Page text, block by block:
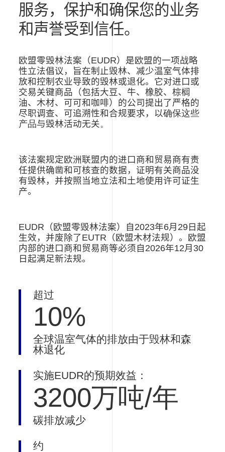
服务，保护和确保您的业务
和声誉受到信任。
欧盟零毁林法案（EUDR）是欧盟的一项战略
性立法倡议，旨在制止毁林、减少温室气体排
放和控制农业导致的毁林或退化。它对进口或
交易关键商品（包括大豆、牛、橡胶、棕榈
油、木材、可可和咖啡）的公司提出了严格的
尽职调查、可追溯性和合规要求，以确保这些
产品与毁林活动无关。
该法案规定欧洲联盟内的进口商和贸易商有责
任提供确凿和可核查的数据，证明有关商品没
有毁林，并按照当地立法和土地使用许可证生
产。
EUDR （欧盟零毁林法案）自 2023年6月 29日起
生效，并废除了EUTR （欧盟木材法规）。欧盟
内部的进口商和贸易商等必须自 2026年12月 30
日起满足新法规。
超过
10%
全球温室气体的排放由于毁林和森
林退化
实施EUDR的预期效益：
3200万吨/年
碳排放减少
约